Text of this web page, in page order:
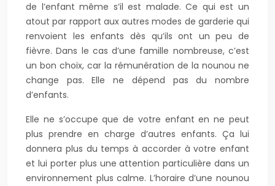
de l’enfant même s’il est malade. Ce qui est un
atout par rapport aux autres modes de garderie qui
renvoient les enfants dès qu’ils ont un peu de
fièvre. Dans le cas d’une famille nombreuse, c’est
un bon choix, car la rémunération de la nounou ne
change pas. Elle ne dépend pas du nombre
d’enfants.
Elle ne s’occupe que de votre enfant en ne peut
plus prendre en charge d’autres enfants. Ça lui
donnera plus du temps à accorder à votre enfant
et lui porter plus une attention particulière dans un
environnement plus calme. L’horaire d’une nounou